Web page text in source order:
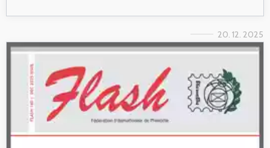
20. 12. 2025